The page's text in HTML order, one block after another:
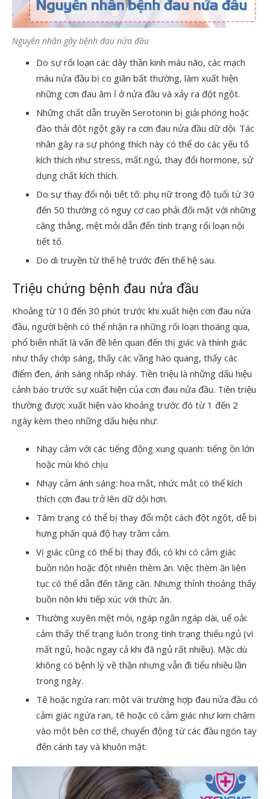
Nguyên nhân gây bệnh đau nửa đầu
Do sự rối loạn các dây thần kinh máu não, các mạch
máu nửa đầu bị co giãn bất thường, làm xuất hiện
những cơn đau âm ỉ ở nửa đầu và xảy ra đột ngột.
Những chất dẫn truyền Serotonin bị giải phóng hoặc
đào thải đột ngột gây ra cơn đau nửa đầu dữ dội. Tác
nhân gây ra sự phóng thích này có thể do các yếu tố
kích thích như stress, mất ngủ, thay đổi hormone, sử
dụng chất kích thích.
Do sự thay đổi nội tiết tố: phụ nữ trong độ tuổi từ 30
đến 50 thường có nguy cơ cao phải đối mặt với những
căng thẳng, mệt mỏi dẫn đến tình trạng rối loạn nội
tiết tố.
Do di truyền từ thế hệ trước đến thế hệ sau.
Triệu chứng bệnh đau nửa đầu
Khoảng từ 10 đến 30 phút trước khi xuất hiện cơn đau nửa
đầu, người bệnh có thể nhận ra những rối loạn thoáng qua,
phổ biến nhất là vấn đề liên quan đến thị giác và thính giác
như thấy chớp sáng, thấy các vầng hào quang, thấy các
điểm đen, ánh sáng nhấp nháy. Tiền triệu là những dấu hiệu
cảnh báo trước sự xuất hiện của cơn đau nửa đầu. Tiền triệu
thường được xuất hiện vào khoảng trước đó từ 1 đến 2
ngày kèm theo những dấu hiệu như:
Nhạy cảm với các tiếng động xung quanh: tiếng ồn lớn
hoặc mùi khó chịu
Nhạy cảm ánh sáng: hoa mắt, nhức mắt có thể kích
thích cơn đau trở lên dữ dội hơn.
Tâm trạng có thể bị thay đổi một cách đột ngột, dễ bị
hưng phấn quá độ hay trầm cảm.
Vị giác cũng có thể bị thay đổi, có khi có cảm giác
buồn nôn hoặc đột nhiên thèm ăn. Việc thèm ăn liên
tục có thể dẫn đến tăng cân. Nhưng thỉnh thoảng thấy
buồn nôn khi tiếp xúc với thức ăn.
Thường xuyên mệt mỏi, ngáp ngắn ngáp dài, uể oải:
cảm thấy thể trạng luôn trong tình trạng thiếu ngủ (vì
mất ngủ, hoặc ngay cả khi đã ngủ rất nhiều). Mặc dù
không có bệnh lý về thận nhưng vẫn đi tiểu nhiều lần
trong ngày.
Tê hoặc ngứa ran: một vài trường hợp đau nửa đầu có
cảm giác ngứa ran, tê hoặc có cảm giác như kim châm
vào một bên cơ thể, chuyển động từ các đầu ngón tay
đến cánh tay và khuôn mặt.